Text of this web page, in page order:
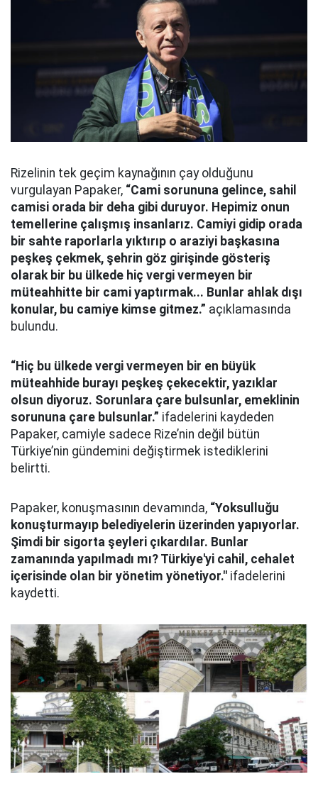
Rizelinin tek geçim kaynağının çay olduğunu
vurgulayan Papaker, “Cami sorununa gelince, sahil
camisi orada bir deha gibi duruyor. Hepimiz onun
temellerine çalışmış insanlarız. Camiyi gidip orada
bir sahte raporlarla yıktırıp o araziyi başkasına
peşkeş çekmek, şehrin göz girişinde gösteriş
olarak bir bu ülkede hiç vergi vermeyen bir
müteahhitte bir cami yaptırmak... Bunlar ahlak dışı
konular, bu camiye kimse gitmez.” açıklamasında
bulundu.
“Hiç bu ülkede vergi vermeyen bir en büyük
müteahhide burayı peşkeş çekecektir, yazıklar
olsun diyoruz. Sorunlara çare bulsunlar, emeklinin
sorununa çare bulsunlar.” ifadelerini kaydeden
Papaker, camiyle sadece Rize’nin değil bütün
Türkiye’nin gündemini değiştirmek istediklerini
belirtti.
Papaker, konuşmasının devamında, “Yoksulluğu
konuşturmayıp belediyelerin üzerinden yapıyorlar.
Şimdi bir sigorta şeyleri çıkardılar. Bunlar
zamanında yapılmadı mı? Türkiye'yi cahil, cehalet
içerisinde olan bir yönetim yönetiyor." ifadelerini
kaydetti.